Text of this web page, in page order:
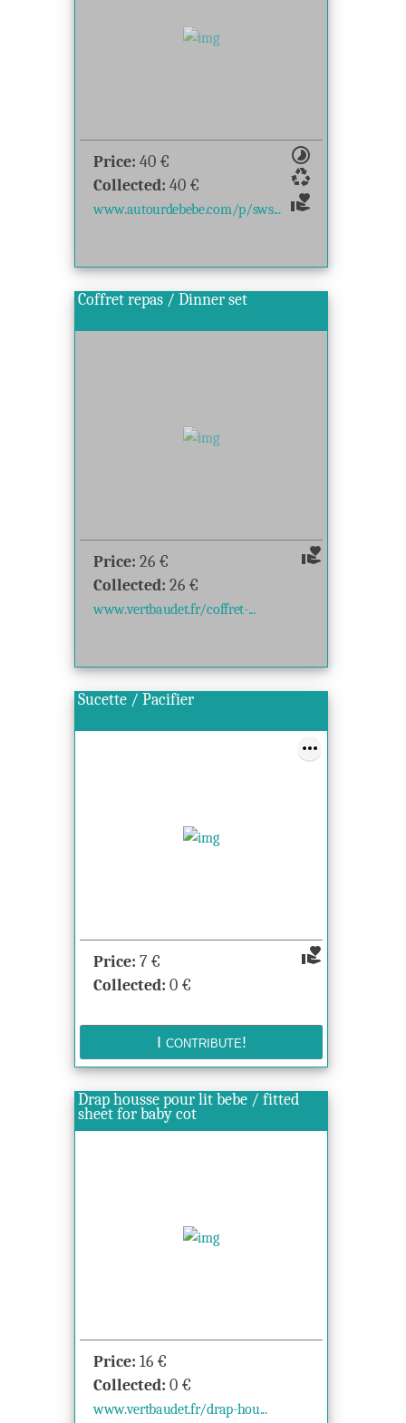
timelapse
recycling
volunteer_activism
Price: 40 €
Collected: 40 €
www.autourdebebe.com/p/sws...
Coffret repas / Dinner set
volunteer_activism
Price: 26 €
Collected: 26 €
www.vertbaudet.fr/coffret-...
Sucette / Pacifier
volunteer_activism
Price: 7 €
Collected: 0 €
Drap housse pour lit bebe / fitted
sheet for baby cot
Price: 16 €
Collected: 0 €
www.vertbaudet.fr/drap-hou...